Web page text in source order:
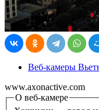
Веб-камеры
www.axonactive.com
О веб-камере